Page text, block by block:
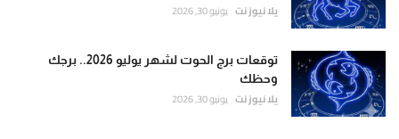
يلا نيوز نت يونيو 30, 2026
توقعات برج الحوت لشهر يوليو 2026.. برجك
وحظك
يلا نيوز نت يونيو 30, 2026